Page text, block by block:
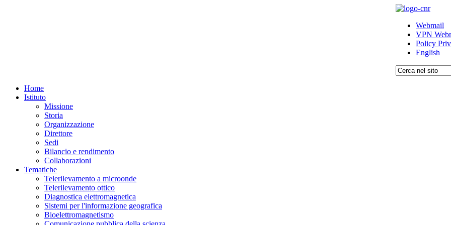
Webmail
VPN
Policy
English
Home
Istituto
Missione
Storia
Organizzazione
Direttore
Sedi
Bilancio e rendimento
Collaborazioni
Tematiche
Telerilevamento a microonde
Telerilevamento ottico
Diagnostica elettromagnetica
Sistemi per l'informazione geografica
Bioelettromagnetismo